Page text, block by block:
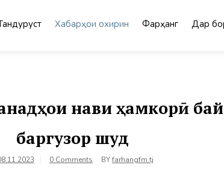
Хабарҳои охирин Фарҳанг Дар
нави ҳамкорӣ
баргузор шуд
0 Comments BYfarhangfm.tj